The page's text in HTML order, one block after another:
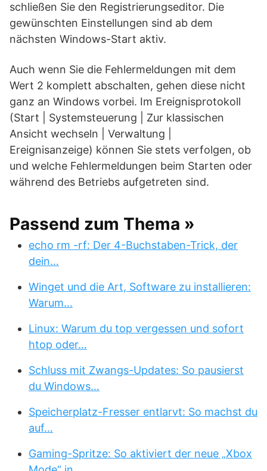
schließen Sie den Registrierungseditor. Die
gewünschten Einstellungen sind ab dem
nächsten Windows-Start aktiv.
Auch wenn Sie die Fehlermeldungen mit dem
Wert 2 komplett abschalten, gehen diese nicht
ganz an Windows vorbei. Im Ereignisprotokoll
(Start | Systemsteuerung | Zur klassischen
Ansicht wechseln | Verwaltung |
Ereignisanzeige) können Sie stets verfolgen, ob
und welche Fehlermeldungen beim Starten oder
während des Betriebs aufgetreten sind.
Passend zum Thema »
echo rm -rf: Der 4-Buchstaben-Trick, der
dein…
Winget und die Art, Software zu installieren:
Warum…
Linux: Warum du top vergessen und sofort
htop oder…
Schluss mit Zwangs-Updates: So pausierst
du Windows…
Speicherplatz-Fresser entlarvt: So machst du
auf…
Gaming-Spritze: So aktiviert der neue „Xbox